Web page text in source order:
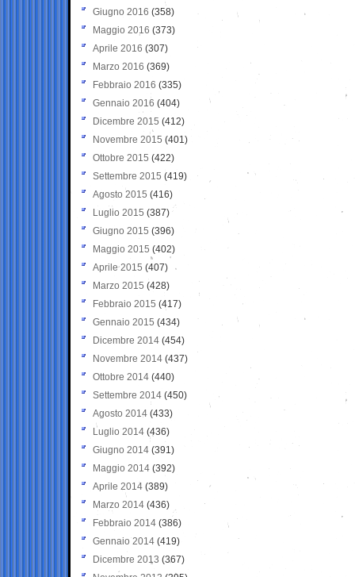
Giugno 2016 (358)
Maggio 2016 (373)
Aprile 2016 (307)
Marzo 2016 (369)
Febbraio 2016 (335)
Gennaio 2016 (404)
Dicembre 2015 (412)
Novembre 2015 (401)
Ottobre 2015 (422)
Settembre 2015 (419)
Agosto 2015 (416)
Luglio 2015 (387)
Giugno 2015 (396)
Maggio 2015 (402)
Aprile 2015 (407)
Marzo 2015 (428)
Febbraio 2015 (417)
Gennaio 2015 (434)
Dicembre 2014 (454)
Novembre 2014 (437)
Ottobre 2014 (440)
Settembre 2014 (450)
Agosto 2014 (433)
Luglio 2014 (436)
Giugno 2014 (391)
Maggio 2014 (392)
Aprile 2014 (389)
Marzo 2014 (436)
Febbraio 2014 (386)
Gennaio 2014 (419)
Dicembre 2013 (367)